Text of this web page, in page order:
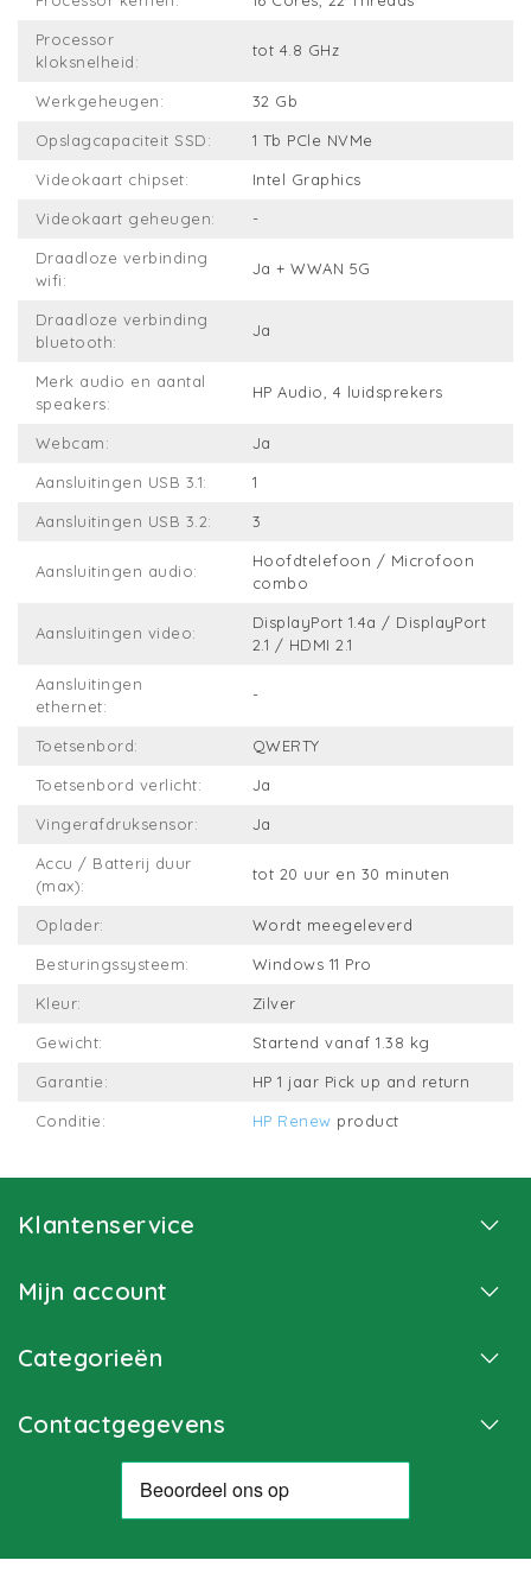
Processor
kloksnelheid:
tot 4.8 GHz
Werkgeheugen: 32 Gb
Opslagcapaciteit SSD: 1 Tb PCle NVMe
Videokaart chipset: Intel Graphics
Videokaart geheugen: -
Draadloze verbinding
wifi:
Ja + WWAN 5G
Draadloze verbinding
bluetooth:
Ja
Merk audio en aantal
speakers:
HP Audio, 4 luidsprekers
Webcam: Ja
Aansluitingen USB 3.1: 1
Aansluitingen USB 3.2: 3
Aansluitingen audio:
Hoofdtelefoon / Microfoon
combo
Aansluitingen video:
DisplayPort 1.4a / DisplayPort
2.1 / HDMI 2.1
Aansluitingen
ethernet:
-
Toetsenbord: QWERTY
Toetsenbord verlicht: Ja
Vingerafdruksensor: Ja
Accu / Batterij duur
(max):
tot 20 uur en 30 minuten
Oplader: Wordt meegeleverd
Besturingssysteem: Windows 11 Pro
Kleur: Zilver
Gewicht: Startend vanaf 1.38 kg
Garantie: HP 1 jaar Pick up and return
Conditie: HP Renew product
Klantenservice
Mijn account
Categorieën
Contactgegevens